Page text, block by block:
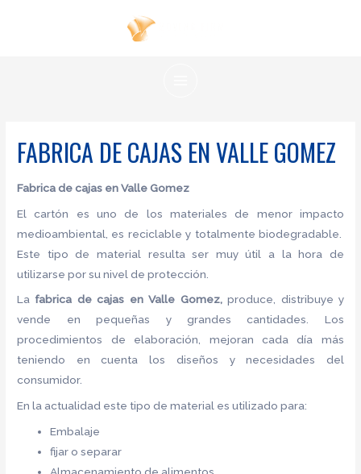
FABRICA DE CAJAS EN VALLE GOMEZ
Fabrica de cajas en Valle Gomez
El cartón es uno de los materiales de menor impacto
medioambiental, es reciclable y totalmente biodegradable.
Este tipo de material resulta ser muy útil a la hora de
utilizarse por su nivel de protección.
Lafabrica de cajas en Valle Gomez,produce, distribuye y
vende en pequeñas y grandes cantidades. Los
procedimientos de elaboración, mejoran cada día más
teniendo en cuenta los diseños y necesidades del
consumidor.
En la actualidad este tipo de material es utilizado para:
Embalaje
fijar o separar